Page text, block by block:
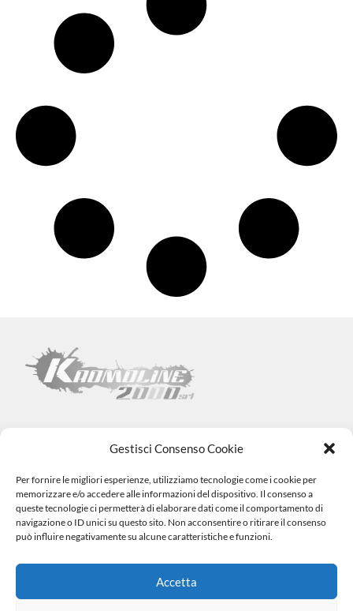
Gestisci Consenso Cookie
Per fornire le migliori esperienze, utilizziamo tecnologie come i cookie per
memorizzare e/o accedere alle informazioni del dispositivo. Il consenso a
queste tecnologie ci permetterà di elaborare dati come il comportamento di
navigazione o ID unici su questo sito. Non acconsentire o ritirare il consenso
può influire negativamente su alcune caratteristiche e funzioni.
Accetta
Kromoline 2000 SRL
Via L. Tabellione, 1 (47891) Falciano – SAN MARINO –COE
SM06838
Registro e-commerce n.1002 dal 15/06/23
info@kromovernici.com+39 339 136 08730549 909508